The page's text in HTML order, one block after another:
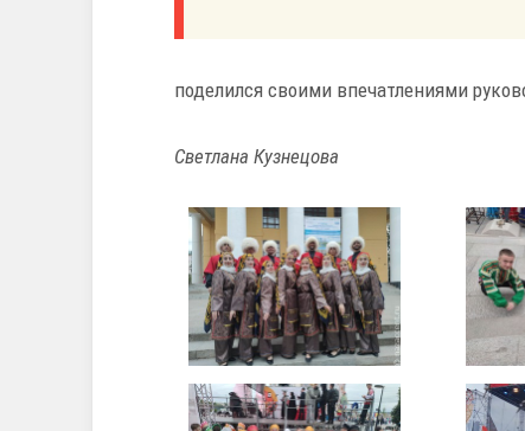
поделился своими впечатлениями
Светлана Кузнецова